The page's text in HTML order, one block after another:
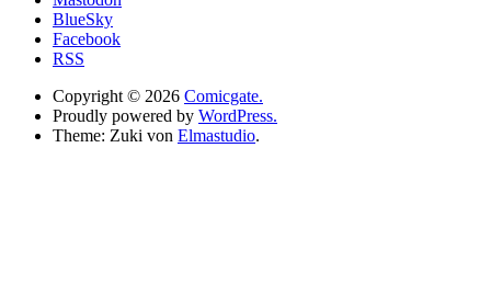
BlueSky
Facebook
RSS
Copyright © 2026 Comicgate.
Proudly powered by WordPress.
Theme: Zuki von Elmastudio.